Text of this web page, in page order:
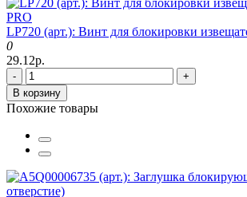
LP720 (арт.): Винт для блокировки
0
29.12р.
-
+
В корзину
Похожие товары